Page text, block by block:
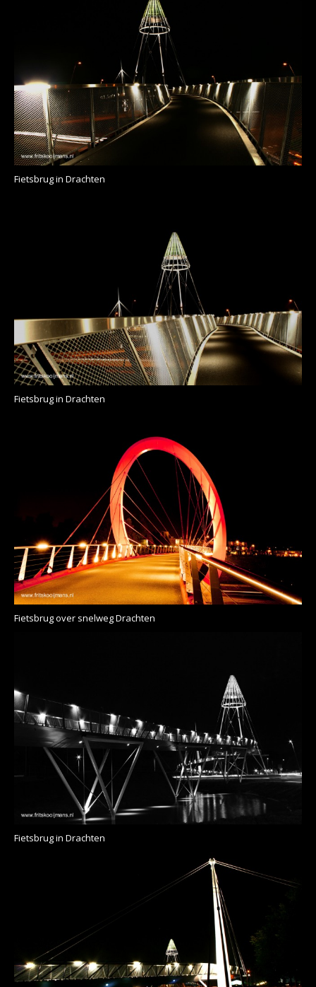
Fietsbrug in Drachten
Fietsbrug in Drachten
Fietsbrug over snelweg Drachten
Fietsbrug in Drachten